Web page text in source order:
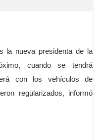
la nueva presidenta de la
cuando se tendrá
con los vehículos de
regularizados, informó